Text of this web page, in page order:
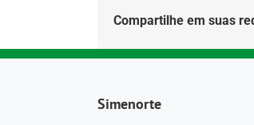
Compartilhe em suas
Simenorte